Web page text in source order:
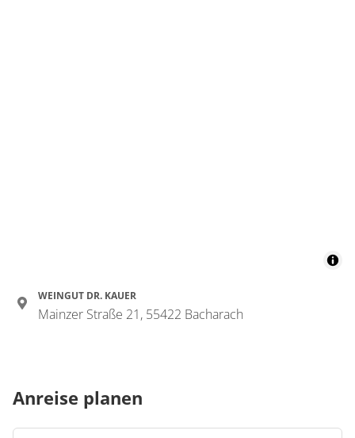
WEINGUT DR. KAUER
Mainzer Straße 21, 55422 Bacharach
Anreise planen